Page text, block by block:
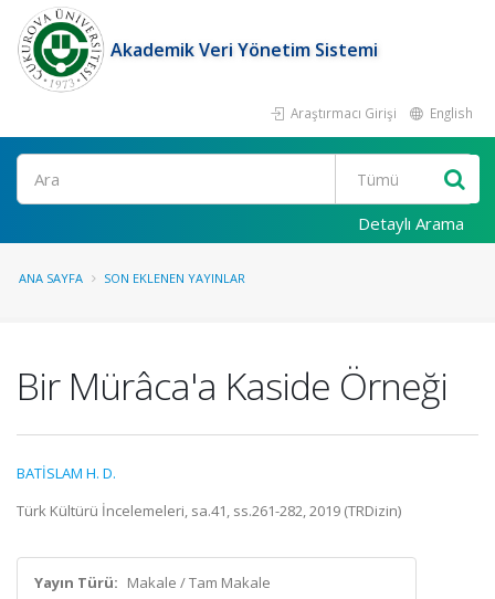
Akademik Veri Yönetim Sistemi
Araştırmacı Girişi English
Ara
Detaylı Arama
ANA SAYFA SON EKLENEN YAYINLAR
Bir Mürâca'a Kaside Örneği
BATİSLAM H. D.
Türk Kültürü İncelemeleri, sa.41, ss.261-282, 2019 (TRDizin)
Yayın Türü: Makale / Tam Makale